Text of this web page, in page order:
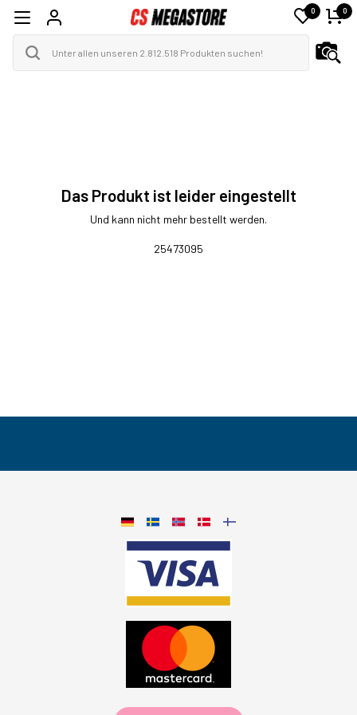
0 0
Das Produkt ist leider eingestellt
Und kann nicht mehr bestellt werden.
25473095